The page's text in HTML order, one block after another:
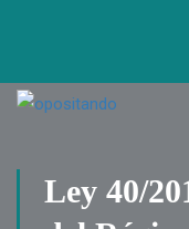
Ley 40/